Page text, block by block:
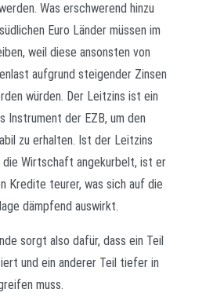
Was erschwerend hinzu
Euro Länder müssen im
weil diese ansonsten von
aufgrund steigender Zinsen
würden. Der Leitzins ist ein
Instrument der EZB, um den
zu erhalten. Ist der Leitzins
die Wirtschaft angekurbelt, ist er
Kredite teurer, was sich auf die
dämpfend auswirkt.
sorgt also dafür, dass ein Teil
und ein anderer Teil tiefer in
muss.